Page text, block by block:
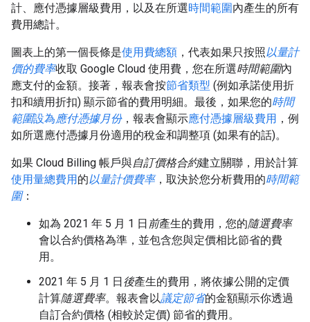
計、應付憑據層級費用，以及在所選時間範圍內產生的所有
費用總計。
圖表上的第一個長條是使用費總額 ，代表如果只按照以量計
價的費率收取 Google Cloud 使用費，您在所選時間範圍內
應支付的金額。接著，報表會按節省類型 (例如承諾使用折
扣和續用折扣) 顯示節省的費用明細。最後，如果您的時間
範圍設為應付憑據月份，報表會顯示應付憑據層級費用 ，例
如所選應付憑據月份適用的稅金和調整項 (如果有的話)。
如果 Cloud Billing 帳戶與自訂價格合約建立關聯，用於計算
使用量總費用的以量計價費率，取決於您分析費用的時間範
圍：
如為 2021 年 5 月 1 日 前產生的費用，您的隨選費率
會以合約價格為準，並包含您與定價相比節省的費
用。
2021 年 5 月 1 日後產生的費用，將依據公開的定價
計算隨選費率。報表會以議定節省的金額顯示你透過
自訂合約價格 (相較於定價) 節省的費用。